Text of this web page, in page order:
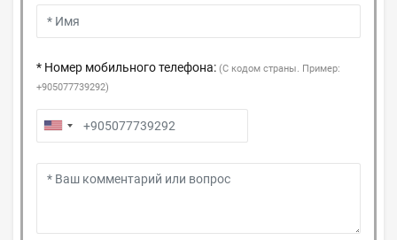
* Номер мобильного телефона: (С кодом страны. Пример:
+905077739292)